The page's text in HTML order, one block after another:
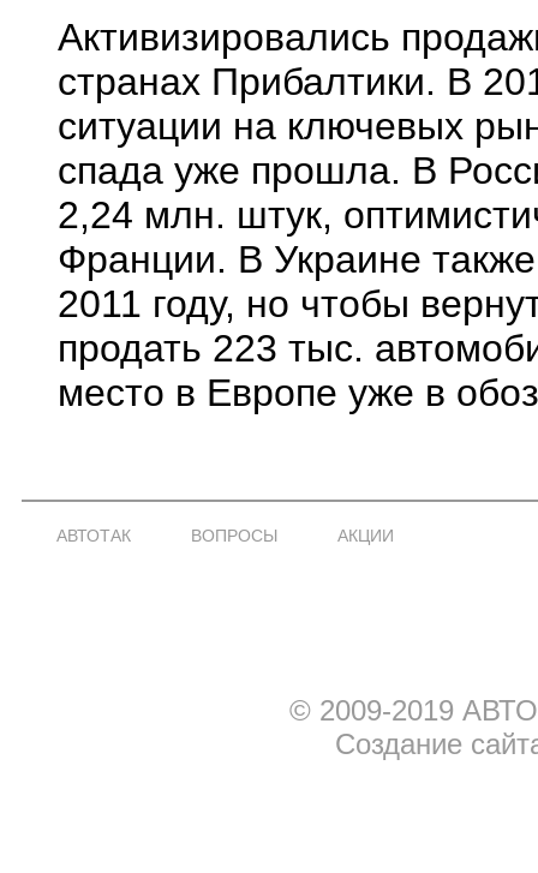
Активизировались
странах Прибалтики. В
ситуации на ключевых
спада уже прошла. В
2,24 млн. штук,
Франции. В Украине
2011 году, но чтобы
продать 223 тыс.
место в Европе уже в
АВТОТАК ВОПРОСЫ АКЦИИ
© 2009-2019
Создание